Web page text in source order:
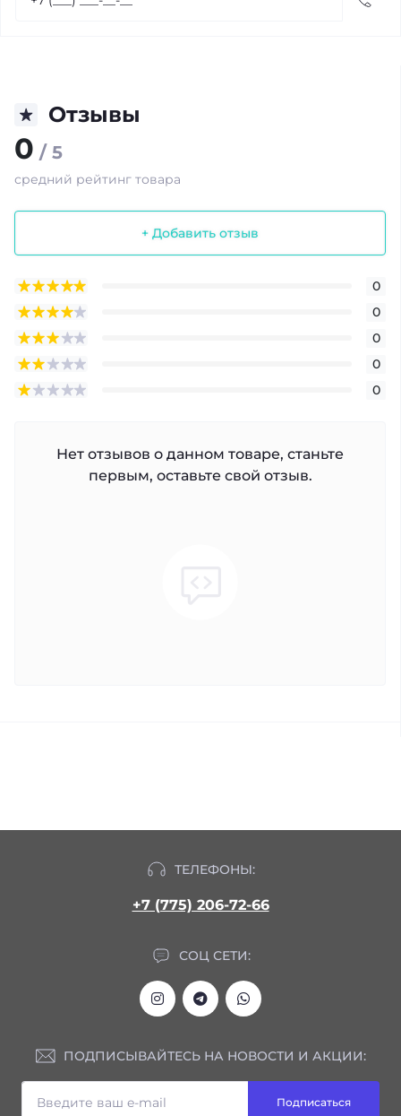
Отзывы
0 / 5
средний рейтинг товара
+ Добавить отзыв
0
0
0
0
0
Нет отзывов о данном товаре, станьте
первым, оставьте свой отзыв.
ТЕЛЕФОНЫ:
+7 (775) 206-72-66
СОЦ СЕТИ:
ПОДПИСЫВАЙТЕСЬ НА НОВОСТИ И АКЦИИ:
Подписаться